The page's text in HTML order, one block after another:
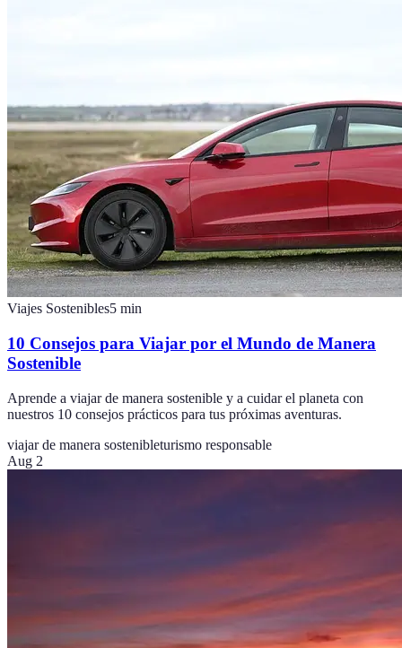
Viajes Sostenibles5 min
10 Consejos para Viajar por el Mundo de Manera
Sostenible
Aprende a viajar de manera sostenible y a cuidar el planeta con
nuestros 10 consejos prácticos para tus próximas aventuras.
viajar de manera sostenibleturismo responsable
Aug 2